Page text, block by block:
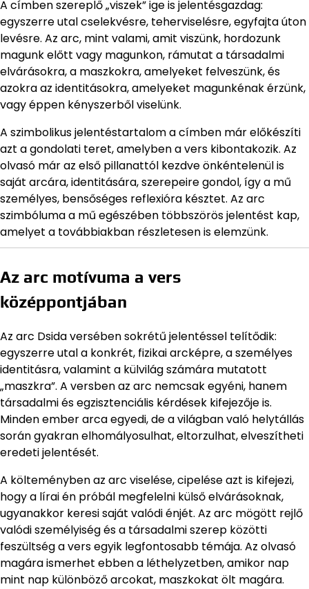
A címben szereplő „viszek” ige is jelentésgazdag:
egyszerre utal cselekvésre, teherviselésre, egyfajta úton
levésre. Az arc, mint valami, amit viszünk, hordozunk
magunk előtt vagy magunkon, rámutat a társadalmi
elvárásokra, a maszkokra, amelyeket felveszünk, és
azokra az identitásokra, amelyeket magunkénak érzünk,
vagy éppen kényszerből viselünk.
A szimbolikus jelentéstartalom a címben már előkészíti
azt a gondolati teret, amelyben a vers kibontakozik. Az
olvasó már az első pillanattól kezdve önkéntelenül is
saját arcára, identitására, szerepeire gondol, így a mű
személyes, bensőséges reflexióra késztet. Az arc
szimbóluma a mű egészében többszörös jelentést kap,
amelyet a továbbiakban részletesen is elemzünk.
Az arc motívuma a vers
középpontjában
Az arc Dsida versében sokrétű jelentéssel telítődik:
egyszerre utal a konkrét, fizikai arcképre, a személyes
identitásra, valamint a külvilág számára mutatott
„maszkra”. A versben az arc nemcsak egyéni, hanem
társadalmi és egzisztenciális kérdések kifejezője is.
Minden ember arca egyedi, de a világban való helytállás
során gyakran elhomályosulhat, eltorzulhat, elveszítheti
eredeti jelentését.
A költeményben az arc viselése, cipelése azt is kifejezi,
hogy a lírai én próbál megfelelni külső elvárásoknak,
ugyanakkor keresi saját valódi énjét. Az arc mögött rejlő
valódi személyiség és a társadalmi szerep közötti
feszültség a vers egyik legfontosabb témája. Az olvasó
magára ismerhet ebben a léthelyzetben, amikor nap
mint nap különböző arcokat, maszkokat ölt magára.